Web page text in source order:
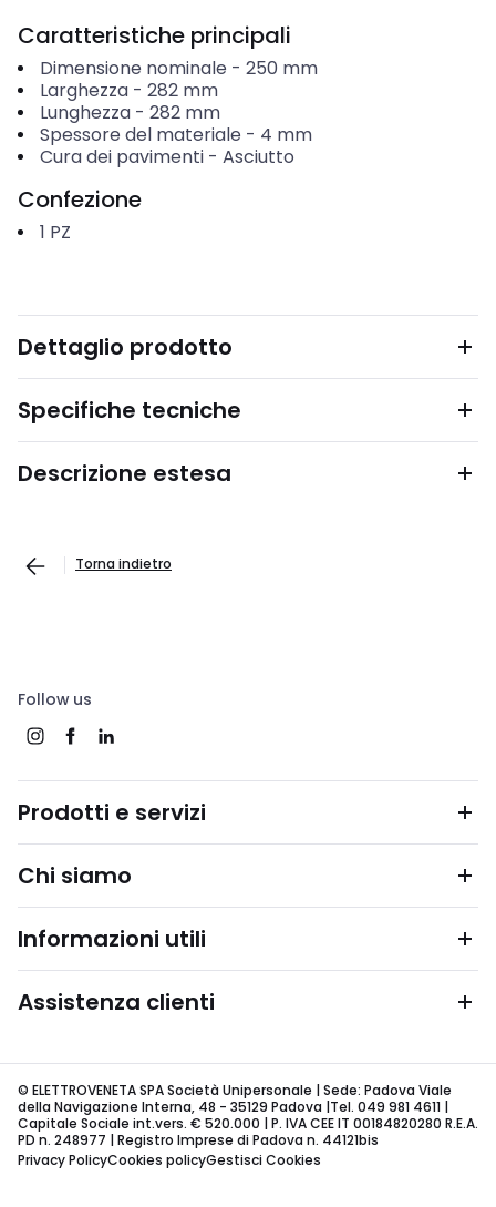
Caratteristiche principali
Dimensione nominale - 250 mm
Larghezza- 282 mm
Lunghezza- 282 mm
Spessore del materiale - 4 mm
Cura dei pavimenti- Asciutto
Confezione
1 PZ
Dettaglio prodotto
Specifiche tecniche
Descrizione estesa
Torna indietro
Follow us
Prodotti e servizi
Chi siamo
Informazioni utili
Assistenza clienti
© ELETTROVENETA SPA Società Unipersonale | Sede: Padova Viale
della Navigazione Interna, 48 - 35129 Padova |Tel. 049 981 4611 |
Capitale Sociale int.vers. € 520.000 | P. IVA CEE IT 00184820280 R.E.A.
PD n. 248977 | Registro Imprese di Padova n. 44121bis
Privacy PolicyCookies policyGestisci Cookies